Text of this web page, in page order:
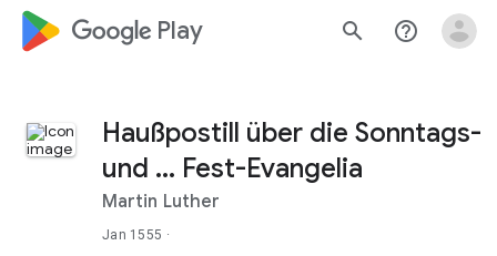
google_logo Play search help_outline
Haußpostill über die Sonntags-
und ... Fest-Evangelia
Martin Luther
Jan 1555 ·